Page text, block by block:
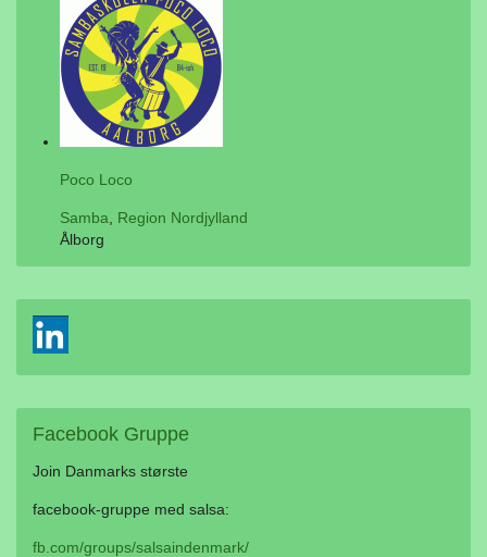
Poco Loco
Samba
Region Nordjylland
Ålborg
Facebook Gruppe
Join Danmarks største
facebook-gruppe med salsa:
fb.com/groups/salsaindenmark/